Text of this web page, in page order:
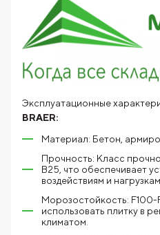
Эксплуатационные
BRAER:
Материал: Бетон,
Прочность: Класс
В25, что обеспечивает
воздействиям и
Морозостойкость: F100-
использовать плитку в
климатом.